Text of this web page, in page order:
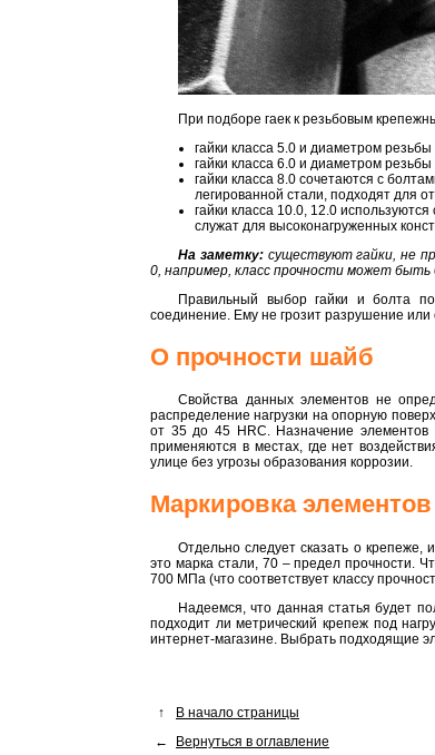
При подборе гаек к резьбовым
гайки класса 5.0 и диаметром
гайки класса 6.0 и диаметром
гайки класса 8.0 сочетаются с
легированной стали, подходят для
гайки класса 10.0, 12.0
служат для высоконагруженных
На заметку:существуют гайки, не
0, например, класс прочности может быть
Правильный выбор гайки и болта
соединение. Ему не грозит разрушение или
О прочности шайб
Свойства данных элементов не
распределение нагрузки на опорную
от 35 до 45 HRC. Назначение
применяются в местах, где нет
улице без угрозы образования коррозии.
Маркировка
Отдельно следует сказать о
это марка стали, 70 – предел прочности.
700 МПа (что соответствует классу
Надеемся, что данная статья будет
подходит ли метрический крепеж под
интернет-магазине. Выбрать подходящие
↑
В начало страницы
←
Вернуться в оглавление